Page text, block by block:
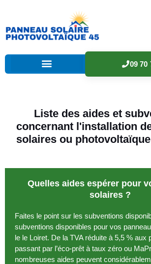
09 70
Liste des aides et
concernant l'installation
solaires ou
Quelles aides espérer pour
solaires ?
Faites le point sur les subventions
subventions disponibles pour vos
le le Loiret. De la TVA réduite à 5,5 % aux
passant par l’éco-prêt à taux zéro ou
nombreuses aides peuvent